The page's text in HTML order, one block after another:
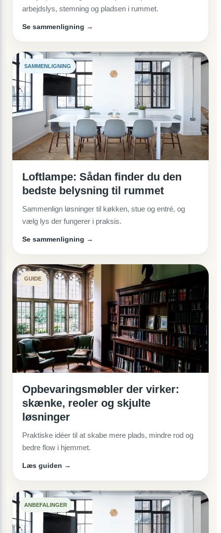
arbejdslys, stemning og pladsen i rummet.
Se sammenligning →
SAMMENLIGNING
Loftlampe: Sådan finder du den
bedste belysning til rummet
Sammenlign løsninger til køkken, stue og entré, og
vælg lys der fungerer i praksis.
Se sammenligning →
GUIDE
Opbevaringsmøbler der virker:
skænke, reoler og skjulte
løsninger
Praktiske idéer til at skabe mere plads, mindre rod og
bedre flow i hjemmet.
Læs guiden →
ANBEFALINGER